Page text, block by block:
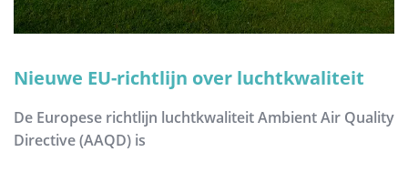
Nieuwe EU-richtlijn over luchtkwaliteit
De Europese richtlijn luchtkwaliteit Ambient Air Quality
Directive (AAQD) is